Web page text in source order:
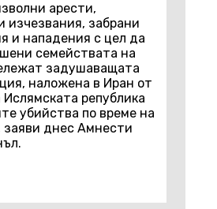
арести,
изчезвания, забрани
и нападения с цел да
семействата на
задушаващата
наложена в Иран от
република
убийства по време на
заяви днес Амнести